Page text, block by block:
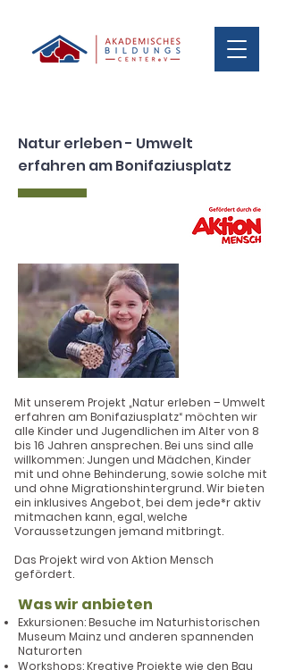
Natur erleben - Umwelt
erfahren am Bonifaziusplatz
Mit unserem Projekt „Natur erleben – Umwelt
erfahren am Bonifaziusplatz“ möchten wir
alle Kinder und Jugendlichen im Alter von 8
bis 16 Jahren ansprechen. Bei uns sind alle
willkommen: Jungen und Mädchen, Kinder
mit und ohne Behinderung, sowie solche mit
und ohne Migrationshintergrund. Wir bieten
ein inklusives Angebot, bei dem jede*r aktiv
mitmachen kann, egal, welche
Voraussetzungen jemand mitbringt.
Das Projekt wird von Aktion Mensch
gefördert.
Was wir anbieten
Exkursionen: Besuche im Naturhistorischen
Museum Mainz und anderen spannenden
Naturorten
Workshops: Kreative Projekte wie den Bau